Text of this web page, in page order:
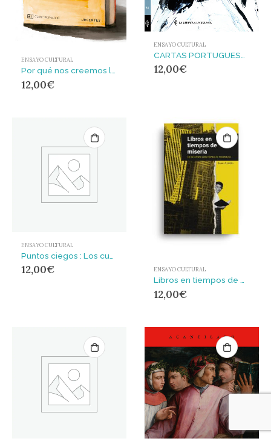
ENSAYO CULTURAL
Por qué nos creemos los cuentos : Cómo se construye evidencia en la ficción
12,00€
ENSAYO CULTURAL
12,00€
ENSAYO CULTURAL
12,00€ ENSAYO CULTURAL
Libros en tiempos de miseria : De la lectura como forma de resistencia
12,00€